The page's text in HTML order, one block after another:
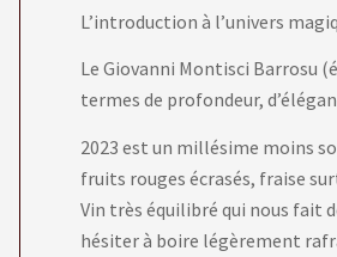
prix :
56,00 €
L’introduction à l’univers
Le Giovanni Montisci Barrosu
termes de profondeur,
2023 est un millésime moins
fruits rouges écrasés, fraise
Vin très équilibré qui nous fait
hésiter à boire légèrement